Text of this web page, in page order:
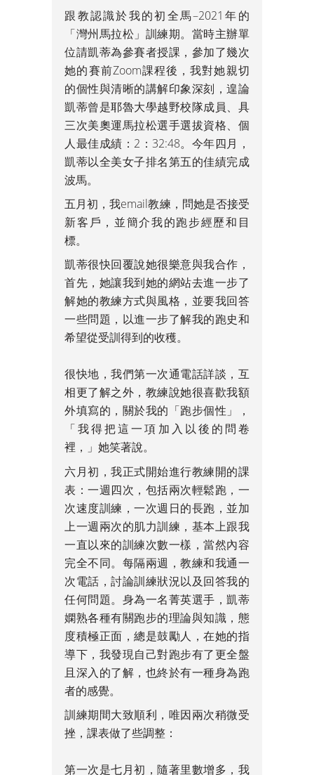
跟教認識於我的初全馬–2021年的
「灣州馬拉松」訓練期。當時主辦單
位請凱蒂為參賽者授課，參加了幾次
她的賽前Zoom課程後，我對她親切
的個性與清晰的講解印象深刻，遑論
凱蒂曾是耶魯大學越野校隊成員、具
三次美奧運馬拉松選手選拔資格、個
人最佳成績：2：32:48。今年四月，
凱蒂以全美女子排名第五的佳績完成
波馬。
五月初，我email教練，問她是否接受
新客戶，並簡介我的跑步經歷和目
標。
凱蒂很快回覆說她很樂意與我合作，
首先，她讓我到她的網站去進一步了
解她的教練方式與風格，並要我回答
一些問題，以進一步了解我的跑史和
希望從受訓得到的收穫。
很快地，我們第一次通電話詳談，互
相更了解之外，教練說她很喜歡我額
外填寫的，關於我的「跑步個性」，
「我得把這一項加入以後的問卷
裡，」她笑著說。
六月初，我正式開始進行教練開的課
表：一週四次，包括兩次輕鬆跑，一
次速度訓練，一次週日的長跑，並加
上一週兩次的肌力訓練，基本上跟我
一直以來的訓練次數一樣，當然內容
完全不同。每隔兩週，教練和我通一
次電話，討論訓練狀況以及回答我的
任何問題。身為一名菁英選手，凱蒂
嫻熟各種有關跑步的理論與知識，態
度積極正面，總是鼓勵人，在她的指
導下，我發現自己對跑步有了更全盤
且深入的了解，也終於有一種身為跑
者的感覺。
訓練期間大致順利，唯因兩次稍微受
挫，課表做了些調整：
第一次是七月初，隨著里數增多，我